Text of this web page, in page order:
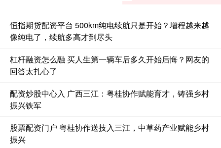
恒指期货配资平台 500km纯电续航只是开始？增程越来越
像纯电了，续航多高才到尽头
杠杆融资怎么融 买人生第一辆车后多久开始后悔？网友的
回答太扎心了
配资炒股中心入 广西三江：粤桂协作赋能育才，铸强乡村
振兴铁军
股票配资门户 粤桂协作送技入三江，中草药产业赋能乡村
振兴